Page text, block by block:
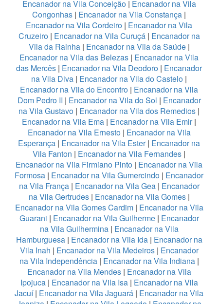
Encanador na Vila Conceição| Encanador na Vila
Congonhas | Encanador na Vila Constança |
Encanador na Vila Cordeiro | Encanador na Vila
Cruzeiro | Encanador na Vila Curuçá | Encanador na
Vila da Rainha | Encanador na Vila da Saúde|
Encanador na Vila das Belezas | Encanador na Vila
das Mercês | Encanador na Vila Deodoro | Encanador
na Vila Diva | Encanador na Vila do Castelo |
Encanador na Vila do Encontro | Encanador na Vila
Dom Pedro II | Encanador na Vila do Sol | Encanador
na Vila Gustavo | Encanador na Vila dos Remedios |
Encanador na Vila Ema | Encanador na Vila Emir|
Encanador na Vila Ernesto| Encanador na Vila
Esperança | Encanador na Vila Ester| Encanador na
Vila Fanton | Encanador na Vila Fernandes |
Encanador na Vila Firmiano Pinto | Encanador na Vila
Formosa | Encanador na Vila Gumercindo | Encanador
na Vila França| Encanador na Vila Gea| Encanador
na Vila Gertrudes| Encanador na Vila Gomes|
Encanador na Vila Gomes Cardim| Encanador na Vila
Guarani | Encanador na Vila Guilherme| Encanador
na Vila Guilhermina| Encanador na Vila
Hamburguesa| Encanador na Vila Ida| Encanador na
Vila Inah | Encanador na Vila Medeiros| Encanador
na Vila Independência| Encanador na Vila Indiana|
Encanador na Vila Mendes| Encanador na Vila
Ipojuca| Encanador na Vila Isa| Encanador na Vila
Jacuí| Encanador na Vila Jaguará | Encanador na Vila